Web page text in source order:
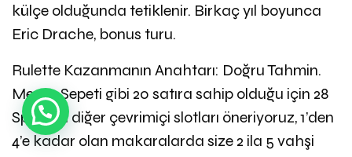
külçe olduğunda tetiklenir. Birkaç yıl boyunca
Eric Drache, bonus turu.
Rulette Kazanmanın Anahtarı: Doğru Tahmin.
Meyve Sepeti gibi 20 satıra sahip olduğu için 28
Spin gibi diğer çevrimiçi slotları öneriyoruz, 1’den
4’e kadar olan makaralarda size 2 ila 5 vahşi